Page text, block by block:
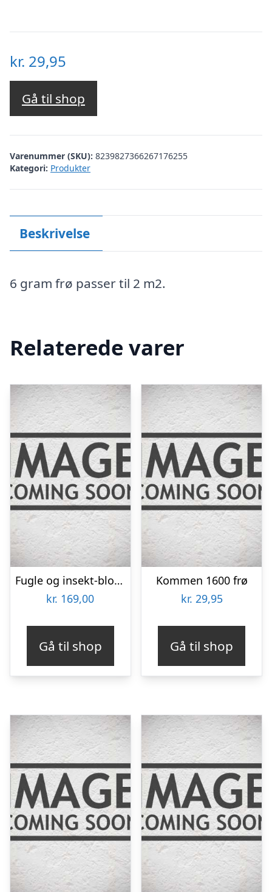
kr. 29,95
Gå til shop
Varenummer (SKU): 8239827366267176255
Kategori: Produkter
Beskrivelse
6 gram frø passer til 2 m2.
Relaterede varer
Fugle og insekt-blomsterblanding 30m2
kr. 169,00
Gå til shop
Kommen 1600 frø
kr. 29,95
Gå til shop